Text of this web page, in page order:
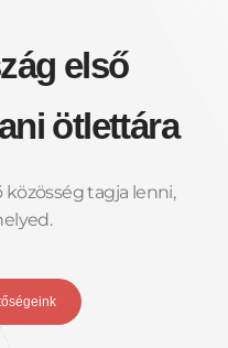
első
ötlettára
közösség tagja lenni,